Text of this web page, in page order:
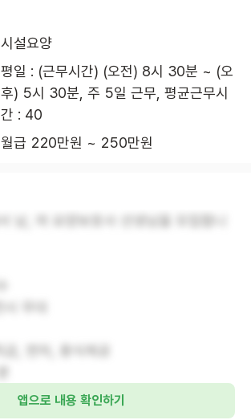
시설요양
평일 : (근무시간) (오전) 8시 30분 ~ (오
후) 5시 30분, 주 5일 근무, 평균근무시
간 : 40
월급 220만원 ~ 250만원
앱으로 내용 확인하기